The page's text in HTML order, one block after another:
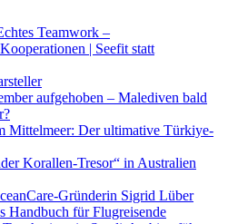
Teamwork –
| Seefit statt
aufgehoben – Malediven bald
Mittelmeer: Der ultimative Türkiye-
Korallen-Tresor“ in Australien
Gründerin Sigrid Lüber
Handbuch für Flugreisende